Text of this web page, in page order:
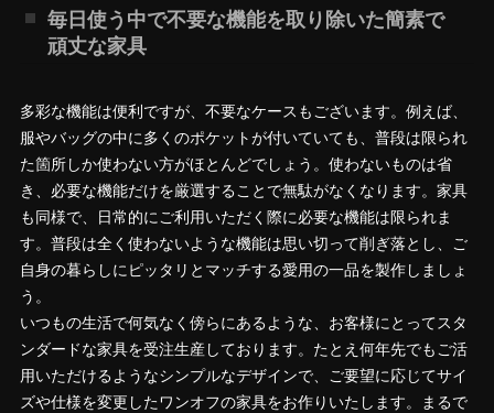
毎日使う中で不要な機能を取り除いた簡素で
頑丈な家具
多彩な機能は便利ですが、不要なケースもございます。例えば、
服やバッグの中に多くのポケットが付いていても、普段は限られ
た箇所しか使わない方がほとんどでしょう。使わないものは省
き、必要な機能だけを厳選することで無駄がなくなります。家具
も同様で、日常的にご利用いただく際に必要な機能は限られま
す。普段は全く使わないような機能は思い切って削ぎ落とし、ご
自身の暮らしにピッタリとマッチする愛用の一品を製作しましょ
う。
いつもの生活で何気なく傍らにあるような、お客様にとってスタ
ンダードな家具を受注生産しております。たとえ何年先でもご活
用いただけるようなシンプルなデザインで、ご要望に応じてサイ
ズや仕様を変更したワンオフの家具をお作りいたします。まるで